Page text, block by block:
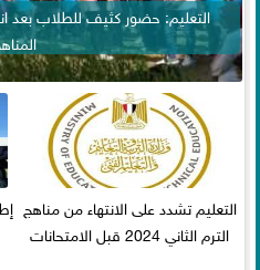
التعليم: حضور كثيف للطلاب بعد
التعليم تشدد على الانتهاء من مناهج
الترم الثاني 2024 قبل الامتحانات